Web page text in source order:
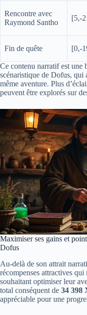
Rencontre avec
Raymond Santho
[5,-
Fin de quête [0,-
Ce contenu narratif est
scénaristique de Dofus, qui
même aventure. Plus
peuvent être explorés sur
Maximiser ses gains et
Dofus
Au-delà de son attrait
récompenses attractives
souhaitant optimiser leur
total conséquent de 34 398
appréciable pour une